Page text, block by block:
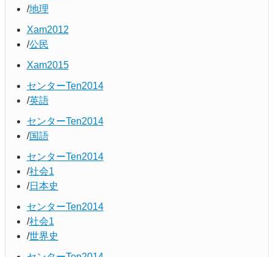
地理
Xam2012
公民
Xam2015
センターTen2014
英語
センターTen2014
国語
センターTen2014
社会1
日本史
センターTen2014
社会1
世界史